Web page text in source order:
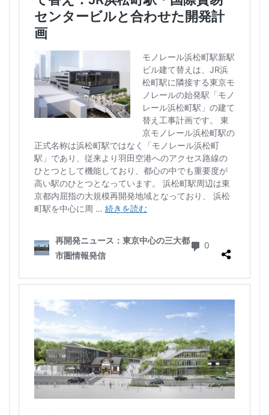
首都高 首都高速 駅 駅ナカ 駅ビル
駅前再開発
駒沢大学 駒沢大学駅 高層ビル
高層マンション 高島平 高架 高架下
高架化 高架駅 高級ホテル 高級マンション
高級住宅街 高級分譲マンション 高級老人ホーム
高輪ゲートウェイシティ
高速道路 高麗川駅 鶴ヶ峰駅 鶴川
鷺沼 麹町 麻布十番
検索